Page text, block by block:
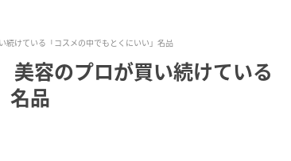
続けている「コスメの中でもとくにいい」名品
美容のプロが買い続けている
名品